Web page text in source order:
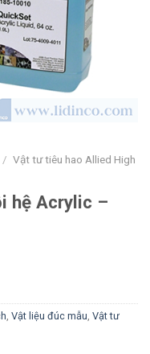
/ Vật tư tiêu hao Allied High
hệ Acrylic –
, Vật liệu đúc mẫu, Vật tư